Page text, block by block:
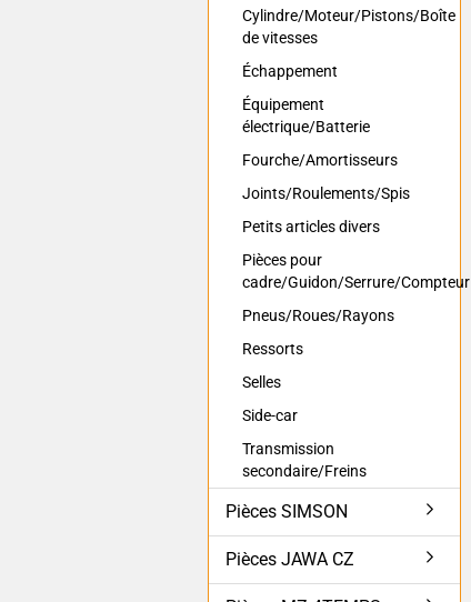
Cylindre/Moteur/Pistons/Boîte
de vitesses
Échappement
Équipement
électrique/Batterie
Fourche/Amortisseurs
Joints/Roulements/Spis
Petits articles divers
Pièces pour
cadre/Guidon/Serrure/Compteur
Pneus/Roues/Rayons
Ressorts
Selles
Side-car
Transmission
secondaire/Freins
Pièces SIMSON
Pièces JAWA CZ